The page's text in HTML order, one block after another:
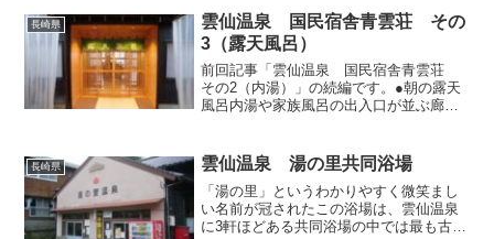
へ曲がり、すぐに突き当たる防波堤のと
ころに設けられてい...
長崎県
雲仙温泉 国民宿舎青雲荘 その
3（露天風呂）
前回記事「雲仙温泉 国民宿舎青雲荘
その2（内湯）」の続編です。●朝の露天
風呂内湯や家族風呂の出入口が並ぶ廊下
すが、本棟のすぐそばに隣接しており廊
下で接続されていますか...
長崎県 雲仙温泉 湯の里共同浴場
「湯の里」というわかりやすく微笑まし
い名前が冠されたこの浴場は、雲仙温泉
に3軒ほどある共同浴場の中では最も古い